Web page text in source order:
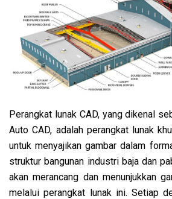
Perangkat lunak CAD, yang dikenal
Auto CAD, adalah perangkat lunak
untuk menyajikan gambar dalam
struktur bangunan industri baja dan
akan merancang dan menunjukkan
melalui perangkat lunak ini. Setiap